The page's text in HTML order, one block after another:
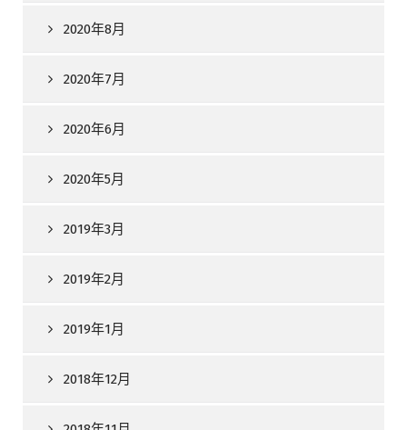
2020年8月
2020年7月
2020年6月
2020年5月
2019年3月
2019年2月
2019年1月
2018年12月